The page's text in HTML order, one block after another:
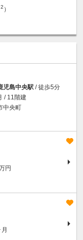
2 ）
児島中央駅 / 徒歩5分
/ 11階建
中央町
円